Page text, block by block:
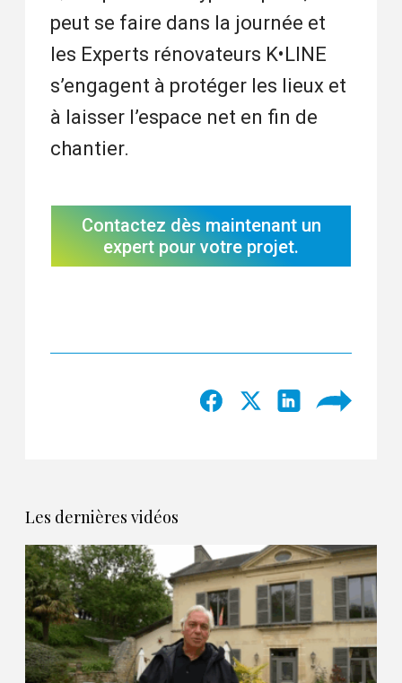
peut se faire dans la journée et
les Experts rénovateurs K•LINE
s’engagent à protéger les lieux et
à laisser l’espace net en fin de
chantier.
Contactez dès maintenant un
expert pour votre projet.
Les dernières vidéos